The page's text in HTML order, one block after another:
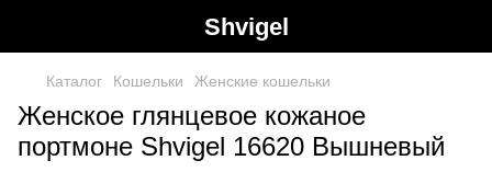
Shvigel
Каталог Кошельки Женские кошельки
Женское глянцевое кожаное
портмоне Shvigel 16620 Вышневый